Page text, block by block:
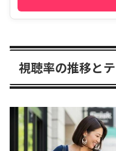
視聴率の推移と